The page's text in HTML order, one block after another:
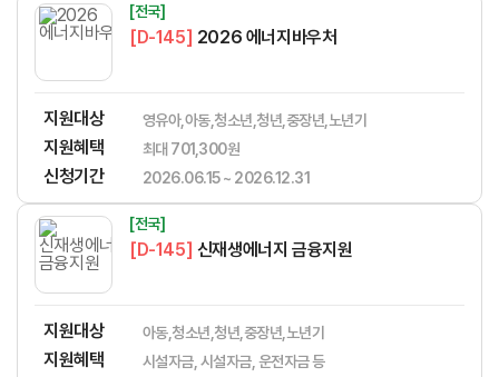
[전국]
[D-145] 2026 에너지바우처
지원대상 영유아,아동,청소년,청년,중장년,노년기
지원혜택 최대 701,300원
신청기간 2026.06.15 ~ 2026.12.31
[전국]
[D-145] 신재생에너지 금융지원
지원대상 아동,청소년,청년,중장년,노년기
지원혜택 시설자금, 시설자금, 운전자금 등